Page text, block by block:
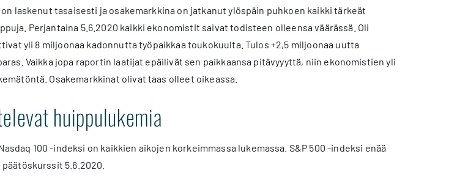
laskenut tasaisesti ja osakemarkkina on jatkanut ylöspäin puhkoen kaikki tärkeät
Perjantaina 5.6.2020 kaikki ekonomistit saivat todisteen olleensa väärässä. Oli
yli 8 miljoonaa kadonnutta työpaikkaa toukokuulta. Tulos +2,5 miljoonaa uutta
Vaikka jopa raportin laatijat epäilivät sen paikkaansa pitävyyyttä, niin ekonomistien yli
Osakemarkkinat olivat taas olleet oikeassa.
huippulukemia
100 -indeksi on kaikkien aikojen korkeimmassa lukemassa. S&P 500 -indeksi enää
5.6.2020.